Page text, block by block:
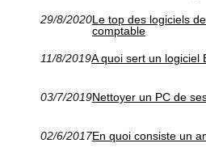
29/8/2020Le top des logiciels
comptable
11/8/2019A quoi sert un logiciel
03/7/2019Nettoyer un PC de
02/6/2017En quoi consiste un